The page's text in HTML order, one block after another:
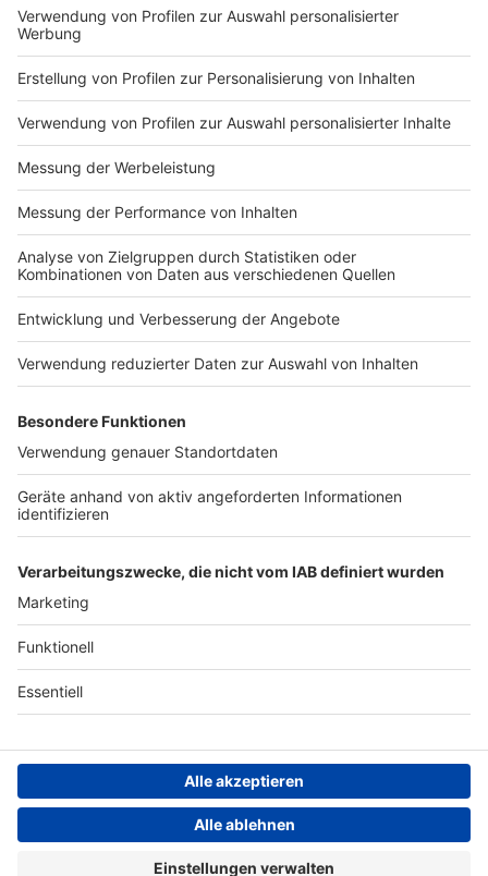
Impressum
Nutzungsbedingungen
Jobs
Presse
Werben
Archiv
ANTENNE BAYERN GROUP
Stiftung ANTENNE BAYERN
hilft
Teilnahmebedingungen
Grounding Page ANTENNE
BAYERN
Kontakt
Studio-Hotline
Verkehrs-Hotline
Datenschutz­erklärung
einstellungen
Persönliche Datenkontrolle
Newsletter